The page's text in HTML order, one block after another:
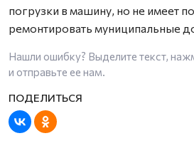
погрузки в машину, но не имеет
ремонтировать муниципальные
Нашли ошибку? Выделите текст,
и отправьте ее нам.